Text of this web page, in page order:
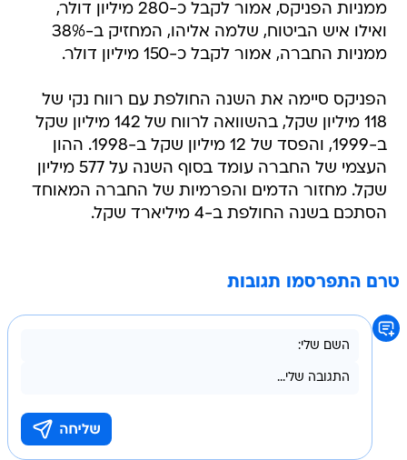
ממניות הפניקס, אמור לקבל כ-280 מיליון דולר,
ואילו איש הביטוח, שלמה אליהו, המחזיק ב-38%
ממניות החברה, אמור לקבל כ-150 מיליון דולר.
הפניקס סיימה את השנה החולפת עם רווח נקי של
118 מיליון שקל, בהשוואה לרווח של 142 מיליון שקל
ב-1999, והפסד של 12 מיליון שקל ב-1998. ההון
העצמי של החברה עומד בסוף השנה על 577 מיליון
שקל. מחזור הדמים והפרמיות של החברה המאוחד
הסתכם בשנה החולפת ב-4 מיליארד שקל.
טרם התפרסמו תגובות